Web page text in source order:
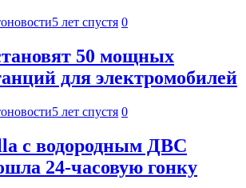
5 лет спустя 0
50 мощных
для электромобилей
5 лет спустя 0
с водородным ДВС
24-часовую гонку